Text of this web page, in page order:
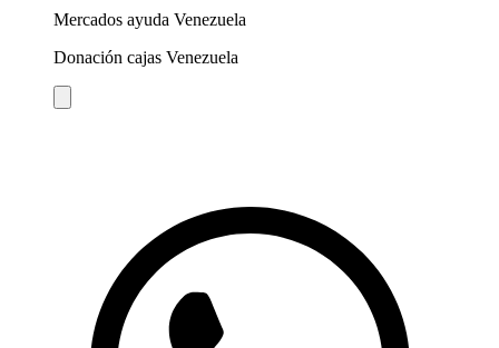
Mercados ayuda Venezuela
Donación cajas Venezuela